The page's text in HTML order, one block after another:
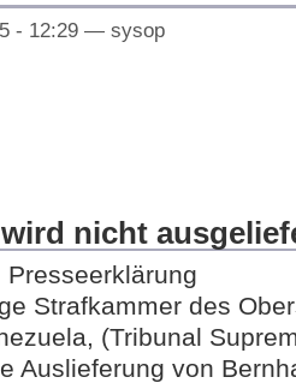
- 12:29 — sysop
nicht
Presseerklärung
Strafkammer des
(Tribunal
Auslieferung von